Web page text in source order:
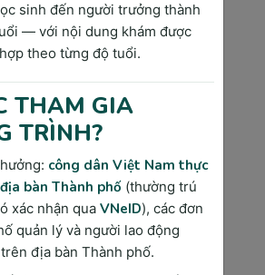
của bé yêu
nghiệm quan trọng ở tuần
việc vô cùng quan trọng nhằm
toàn diện cho cả mẹ và bé.
mục các xét nghiệm quan trọng
lưu ý:
tra tiểu đường thai kỳ: Tầm soát
đoán đái tháo đường thai kỳ,
được thực hiện trong khoảng
sinh đến người trưởng thành
— với nội dung khám được
theo từng độ tuổi.
THAM GIA
TRÌNH?
công dân Việt Nam thực
bàn Thành phố(thường trú
xác nhận qua VNeID), các đơn
quản lý và người lao động
địa bàn Thành phố.